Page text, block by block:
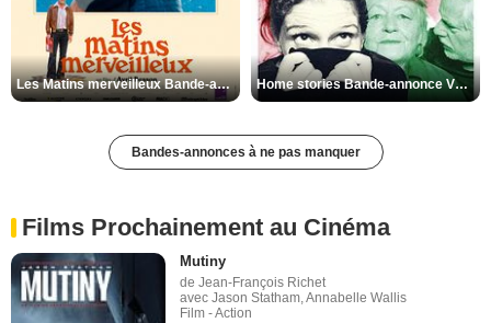
Les Matins merveilleux Bande-annonce VF Home stories Bande-annonce VO STFR
Bandes-annonces à ne pas manquer
Films Prochainement au Cinéma
Mutiny
de Jean-François Richet
avec Jason Statham, Annabelle Wallis
Film - Action